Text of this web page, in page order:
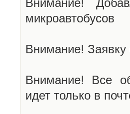
микроавтобусов
Внимание! Заявку
Внимание! Все
идет только в